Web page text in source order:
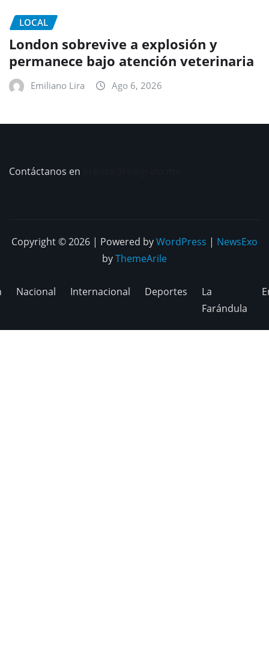
LOCAL
London sobrevive a explosión y
permanece bajo atención veterinaria
Emiliano Lira Ago 6, 2026
Contáctanos en
Copyright © 2026 | Powered byWordPress | NewsExo
byThemeArile
Nacional Internacional Deportes
La
Farándula